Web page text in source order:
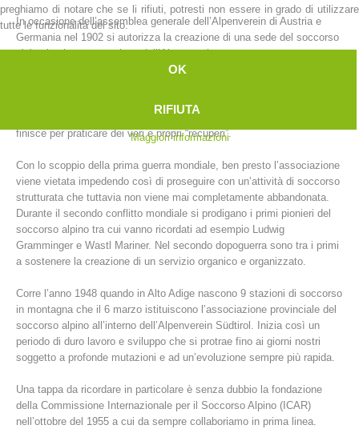
Stazioni del soccorso alpino
In occasione dell’assemblea generale dell’Alpenverein di Austria e
Germania nel 1902 si autorizza la creazione di una sede del soccorso
alpino in ciascuna sezione dell’Alpenverein.
intervenire con i pochi mezzi a disposizione a quei tempi e spesso si
finisce per praticare dei veri e propri “recuperi”.
Con lo scoppio della prima guerra mondiale, ben presto l’associazione
viene vietata impedendo così di proseguire con un’attività di soccorso
strutturata che tuttavia non viene mai completamente abbandonata.
Durante il secondo conflitto mondiale si prodigano i primi pionieri del
soccorso alpino tra cui vanno ricordati ad esempio Ludwig
Gramminger e Wastl Mariner. Nel secondo dopoguerra sono tra i primi
a sostenere la creazione di un servizio organico e organizzato.
Corre l’anno 1948 quando in Alto Adige nascono 9 stazioni di soccorso
in montagna che il 6 marzo istituiscono l’associazione provinciale del
soccorso alpino all’interno dell’Alpenverein Südtirol. Inizia così un
periodo di duro lavoro e sviluppo che si protrae fino ai giorni nostri
soggetto a profonde mutazioni e ad un’evoluzione sempre più rapida.
Una tappa da ricordare in particolare è senza dubbio la fondazione
della Commissione Internazionale per il Soccorso Alpino (ICAR)
nell’ottobre del 1955 a cui da sempre collaboriamo in prima linea.
preghiamo di notare che se li rifiuti, potresti non essere in grado di utilizzare
tutte le funzionalità del sito.
OK
RIFIUTA
Maggiori informazioni